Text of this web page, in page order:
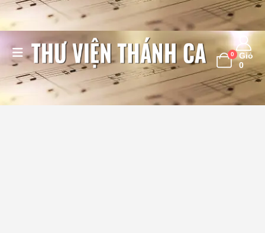
0
Giỏ
0